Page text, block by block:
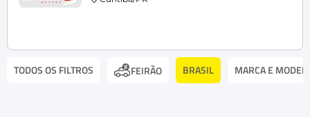
TODOS OS FILTROS FEIRÃO BRASIL MARCA E